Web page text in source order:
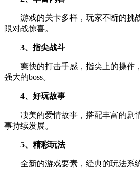
游戏的关卡多样，玩家不断的挑
限对战惊喜。
3、指尖战斗
爽快的打击手感，指尖上的操作
强大的boss。
4、好玩故事
凄美的爱情故事，搭配丰富的剧
事持续发展。
5、精彩玩法
全新的游戏要素，经典的玩法系